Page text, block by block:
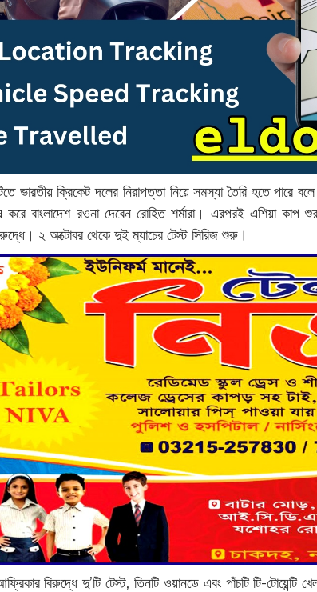
ভারতীয় ক্রিকেট দলের নিরাপত্তা নিয়ে সমস্যা তৈরি হতে পারে
করে বাংলাদেশ রওনা দেবেন রোহিত শর্মারা। এরপরই এশিয়া
২ অক্টোবর থেকে দুই ম্যাচের টেস্ট সিরিজ শুরু।
বিরুদ্ধে দু’টি টেস্ট, তিনটি ওয়ানডে এবং পাঁচটি টি-টোয়েন্টি